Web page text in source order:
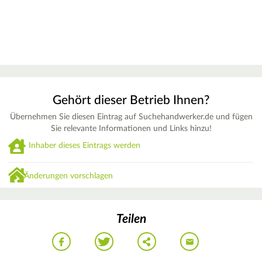
Gehört dieser Betrieb Ihnen?
Übernehmen Sie diesen Eintrag auf Suchehandwerker.de und fügen
Sie relevante Informationen und Links hinzu!
Inhaber dieses Eintrags werden
Änderungen vorschlagen
Teilen